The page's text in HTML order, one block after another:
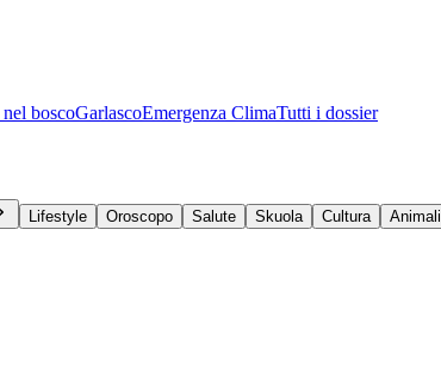
boscoGarlascoEmergenza ClimaTutti i dossier
Lifestyle Oroscopo Salute Skuola Cultura Animali